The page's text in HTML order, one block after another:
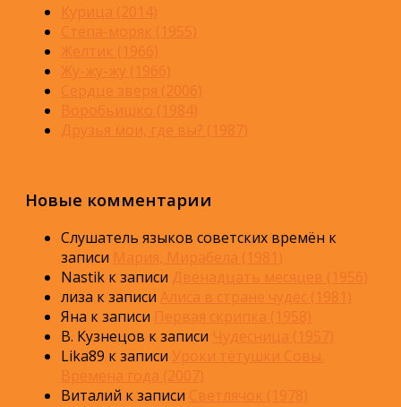
Курица (2014)
Стёпа-моряк (1955)
Желтик (1966)
Жу-жу-жу (1966)
Сердце зверя (2006)
Воробьишко (1984)
Друзья мои, где вы? (1987)
Новые комментарии
Слушатель языков советских времён к
записи Мария, Мирабела (1981)
Nastik к записи Двенадцать месяцев (1956)
лиза к записи Алиса в стране чудес (1981)
Яна к записи Первая скрипка (1958)
В. Кузнецов к записи Чудесница (1957)
Lika89 к записи Уроки тётушки Совы.
Времена года (2007)
Виталий к записи Светлячок (1978)